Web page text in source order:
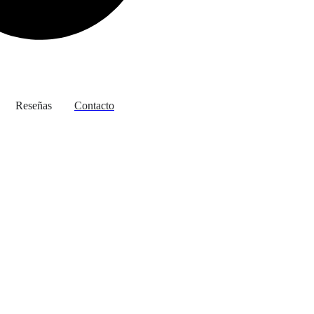
Reseñas Contacto